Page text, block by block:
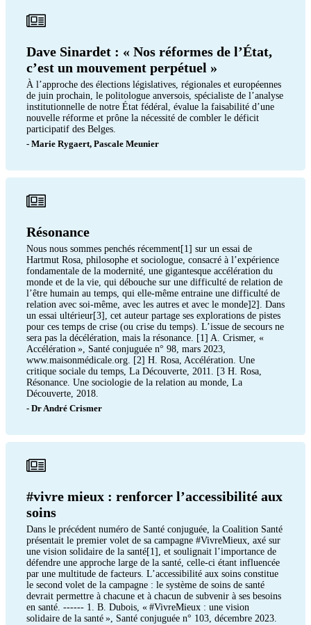
Dave Sinardet : « Nos réformes de l’État,
c’est un mouvement perpétuel »
À l’approche des élections législatives, régionales et européennes
de juin prochain, le politologue anversois, spécialiste de l’analyse
institutionnelle de notre État fédéral, évalue la faisabilité d’une
nouvelle réforme et prône la nécessité de combler le déficit
participatif des Belges.
- Marie Rygaert, Pascale Meunier
Résonance
Nous nous sommes penchés récemment[1] sur un essai de
Hartmut Rosa, philosophe et sociologue, consacré à l’expérience
fondamentale de la modernité, une gigantesque accélération du
monde et de la vie, qui débouche sur une difficulté de relation de
l’être humain au temps, qui elle-même entraine une difficulté de
relation avec soi-même, avec les autres et avec le monde]2]. Dans
un essai ultérieur[3], cet auteur partage ses explorations de pistes
pour ces temps de crise (ou crise du temps). L’issue de secours ne
sera pas la décélération, mais la résonance. [1] A. Crismer, «
Accélération », Santé conjuguée n° 98, mars 2023,
www.maisonmédicale.org. [2] H. Rosa, Accélération. Une
critique sociale du temps, La Découverte, 2011. [3 H. Rosa,
Résonance. Une sociologie de la relation au monde, La
Découverte, 2018.
- Dr André Crismer
#vivre mieux : renforcer l’accessibilité aux
soins
Dans le précédent numéro de Santé conjuguée, la Coalition Santé
présentait le premier volet de sa campagne #VivreMieux, axé sur
une vision solidaire de la santé[1], et soulignait l’importance de
défendre une approche large de la santé, celle-ci étant influencée
par une multitude de facteurs. L’accessibilité aux soins constitue
le second volet de la campagne : le système de soins de santé
devrait permettre à chacune et à chacun de subvenir à ses besoins
en santé. ------ 1. B. Dubois, « #VivreMieux : une vision
solidaire de la santé », Santé conjuguée n° 103, décembre 2023.